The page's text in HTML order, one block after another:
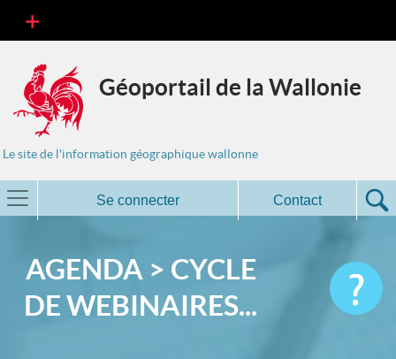
Géoportail de la Wallonie
Le site de l'information géographique wallonne
Se connecter Contact
AGENDA > CYCLE
DE WEBINAIRES...